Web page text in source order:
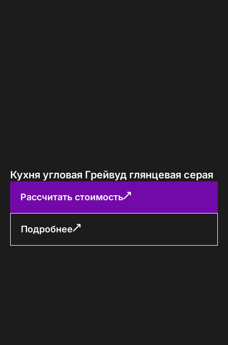
Кухня угловая Грейвуд глянцевая серая
Рассчитать стоимость
Подробнее